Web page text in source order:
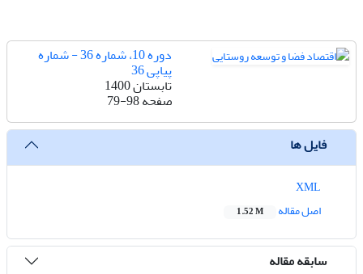
دوره 10، شماره 36 - شماره
پیاپی 36
تابستان 1400
صفحه79-98
فایل ها
اصل مقاله
1.52 M
سابقه مقاله